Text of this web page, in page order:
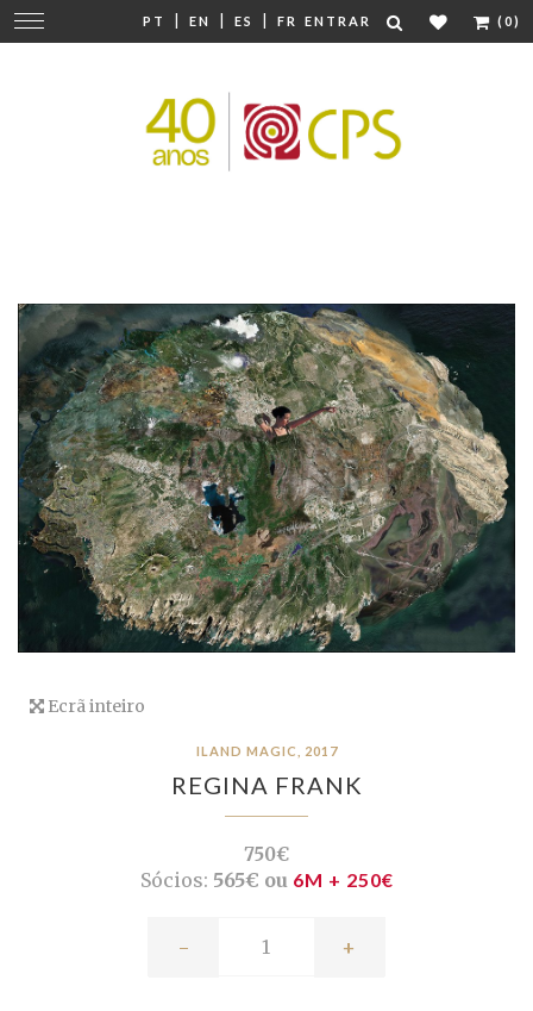
PT | EN | ES | FR ENTRAR (0)
Mudar
navegação
Ecrã inteiro
ILAND MAGIC, 2017
REGINA FRANK
750€
Sócios: 565€ ou 6M + 250€
- +